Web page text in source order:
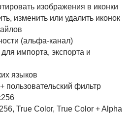
изображения в иконки
изменить или удалить иконок
(альфа-канал)
импорта, экспорта и
языков
фильтр
True Color, True Color + Alpha